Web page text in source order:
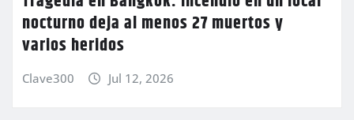
nocturno deja al menos 27 muertos y
varios heridos
Clave300 Jul 12, 2026